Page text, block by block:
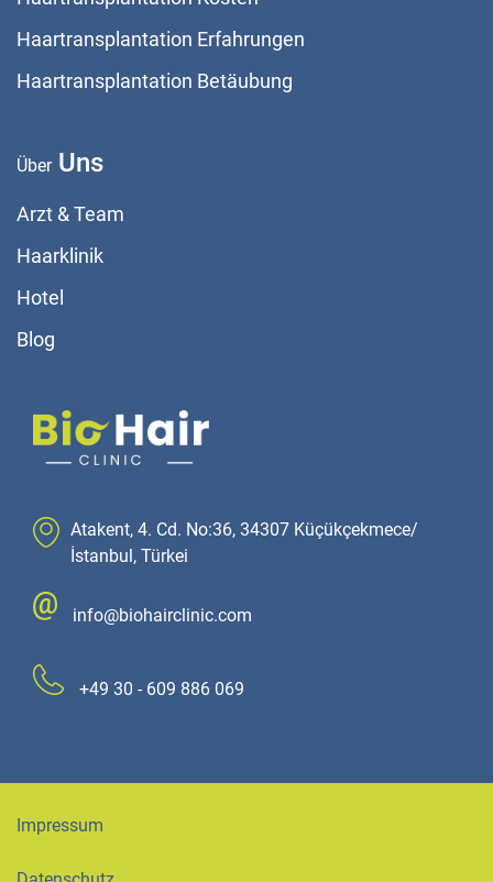
Haartransplantation Erfahrungen
Haartransplantation Betäubung
ÜberUns
Arzt & Team
Haarklinik
Hotel
Blog
Atakent, 4. Cd. No:36, 34307 Küçükçekmece/
İstanbul, Türkei
info@biohairclinic.com
+49 30 - 609 886 069
Impressum